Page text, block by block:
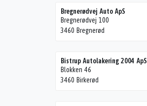
Bregnerødvej Auto ApS
Bregnerødvej 100
3460 Bregnerød
Bistrup Autolakering 2004 ApS
Blokken 46
3460 Birkerød